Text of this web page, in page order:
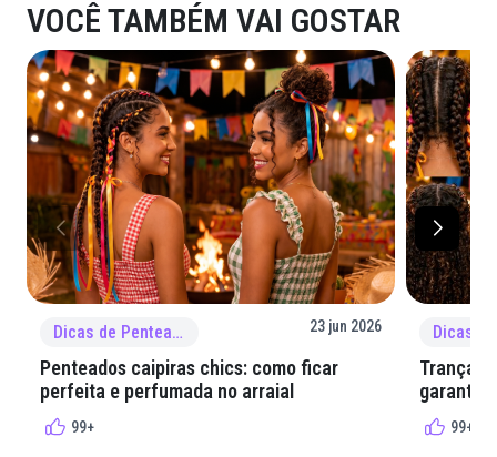
VOCÊ TAMBÉM VAI GOSTAR
Dicas de Penteado 23 jun 2026
Penteados caipiras chics: como ficar
perfeita e perfumada no arraial
99+
Tranças
garantir
99+